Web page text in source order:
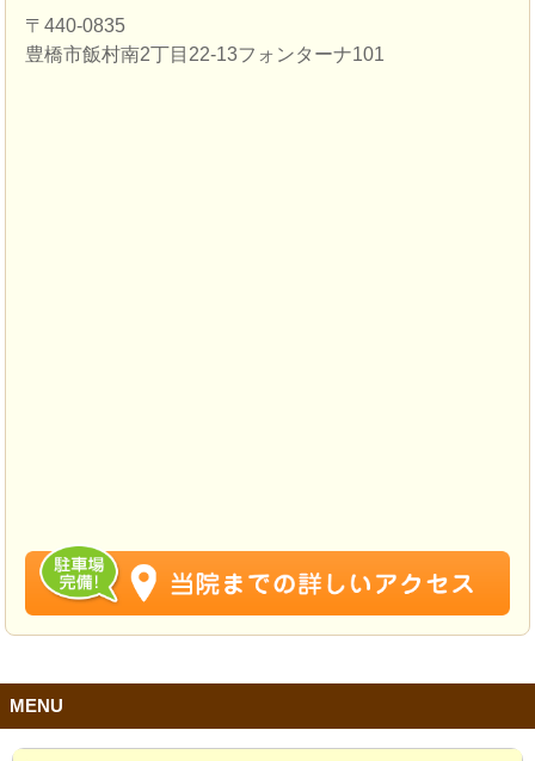
〒440-0835
豊橋市飯村南2丁目22-13フォンターナ101
MENU